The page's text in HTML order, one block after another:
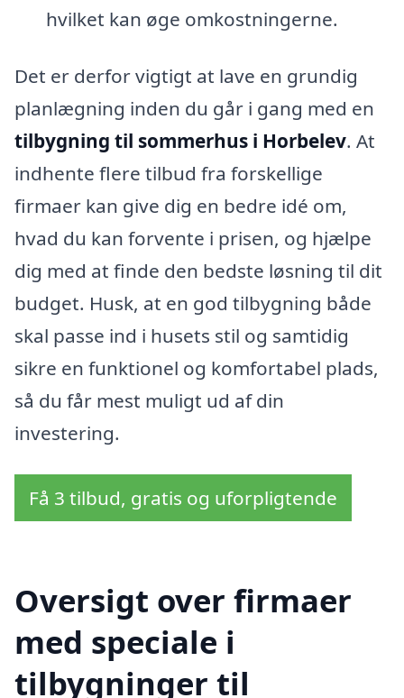
hvilket kan øge omkostningerne.
Det er derfor vigtigt at lave en grundig
planlægning inden du går i gang med en
tilbygning til sommerhus i Horbelev. At
indhente flere tilbud fra forskellige
firmaer kan give dig en bedre idé om,
hvad du kan forvente i prisen, og hjælpe
dig med at finde den bedste løsning til dit
budget. Husk, at en god tilbygning både
skal passe ind i husets stil og samtidig
sikre en funktionel og komfortabel plads,
så du får mest muligt ud af din
investering.
Få 3 tilbud, gratis og uforpligtende
Oversigt over firmaer
med speciale i
tilbygninger til